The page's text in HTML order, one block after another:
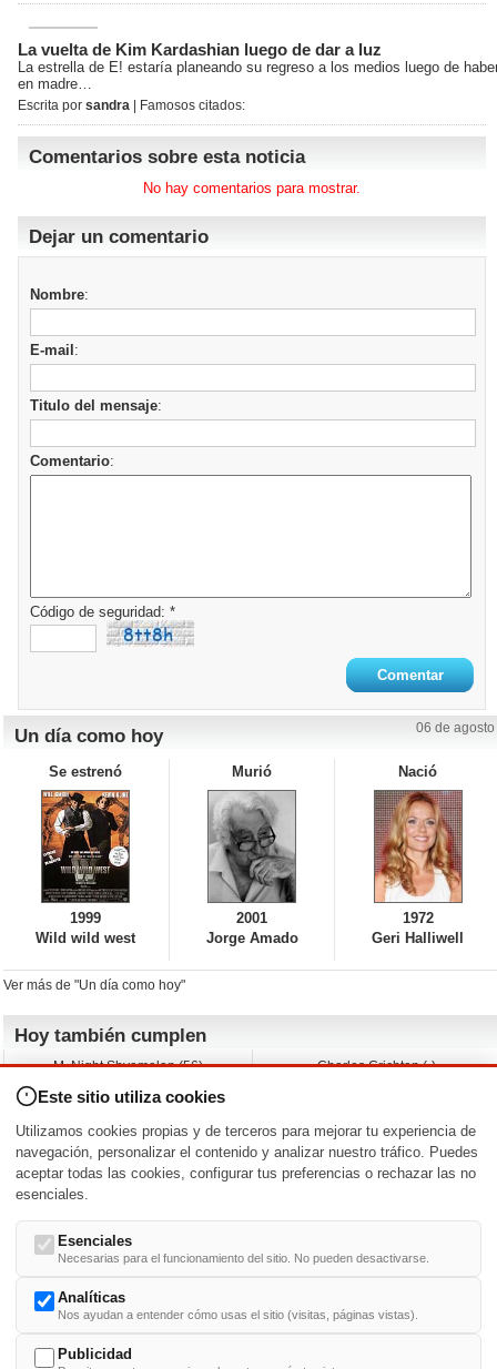
La vuelta de Kim Kardashian luego de dar a luz
La estrella de E! estaría planeando su regreso a los medios luego de
en madre…
Escrita por sandra | Famosos citados:
Comentarios sobre esta noticia
No hay comentarios para mostrar.
Dejar un comentario
Nombre:
E-mail :
Titulo del mensaje:
Comentario:
Código de seguridad: *
Un día como hoy 06 de agosto
Se estrenó
1999
Wild wild west
Murió
2001
Jorge Amado
Nació
1972
Geri Halliwell
Ver más de "Un día como hoy"
Hoy también cumplen
M. Night Shyamalan (56)
Andy Warhol (98)
Melissa George (50)
Vera Farmiga (53)
Charles Crichton (-)
Jeremy Ratchford (61)
Jason O’Mara (54)
Nacimientos y estrenos en la fecha
DD/MM /
-U- V- W- X - -
Este sitio utiliza cookies
Utilizamos cookies propias y de terceros para mejorar tu experiencia de
navegación, personalizar el contenido y analizar nuestro tráfico. Puedes
aceptar todas las cookies, configurar tus preferencias o rechazar las no
esenciales.
Esenciales
Necesarias para el funcionamiento del sitio. No pueden desactivarse.
Analíticas
Nos ayudan a entender cómo usas el sitio (visitas, páginas vistas).
Publicidad